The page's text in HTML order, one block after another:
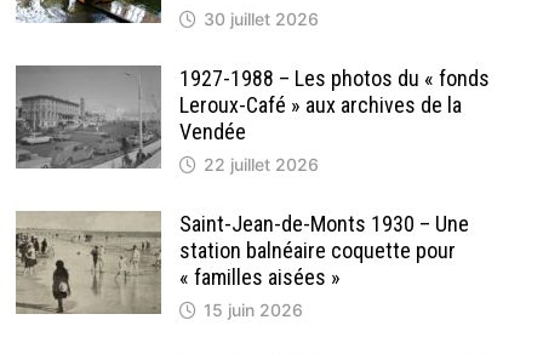
30 juillet 2026
1927-1988 – Les photos du « fonds
Leroux-Café » aux archives de la
Vendée
22 juillet 2026
Saint-Jean-de-Monts 1930 – Une
station balnéaire coquette pour
« familles aisées »
15 juin 2026